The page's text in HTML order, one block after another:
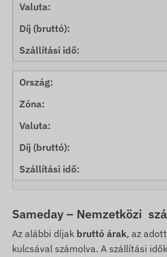
Sameday – Nemzetközi
Az alábbi díjak bruttó árak, az
kulcsával számolva. A szállítási